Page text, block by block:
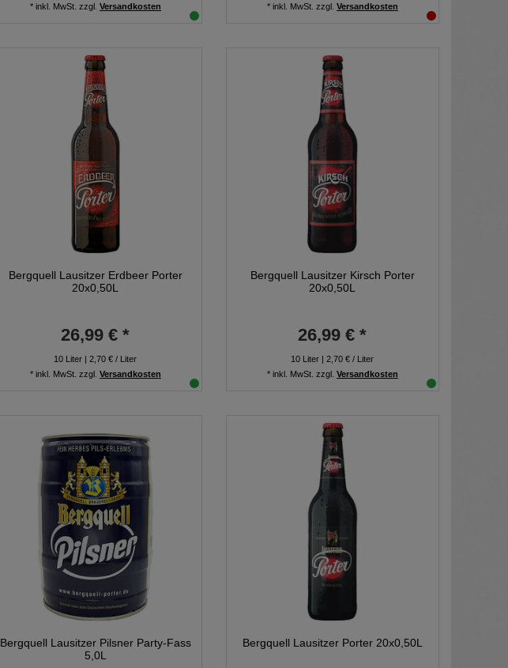
* inkl. MwSt. zzgl. Versandkosten
* inkl. MwSt. zzgl. Versandkosten
Bergquell Lausitzer Erdbeer Porter
20x0,50L
26,99 € *
10 Liter | 2,70 € / Liter
* inkl. MwSt. zzgl. Versandkosten
Bergquell Lausitzer Kirsch Porter
20x0,50L
26,99 € *
10 Liter | 2,70 € / Liter
* inkl. MwSt. zzgl. Versandkosten
Bergquell Lausitzer Pilsner Party-Fass
5,0L
Bergquell Lausitzer Porter 20x0,50L